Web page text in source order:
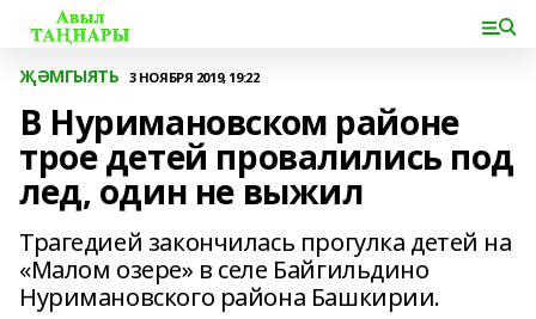
ҖӘМГЫЯТЬ 3 НОЯБРЯ 2019, 19:22
В Нуримановском районе
трое детей провалились под
лед, один не выжил
Трагедией закончилась прогулка детей на
«Малом озере» в селе Байгильдино
Нуримановского района Башкирии.